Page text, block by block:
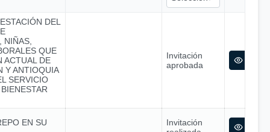
DEL
NIÑAS,
QUE
ACTUAL DE
Y ANTIOQUIA
SERVICIO
Invitación
aprobada
EN SU
Invitación